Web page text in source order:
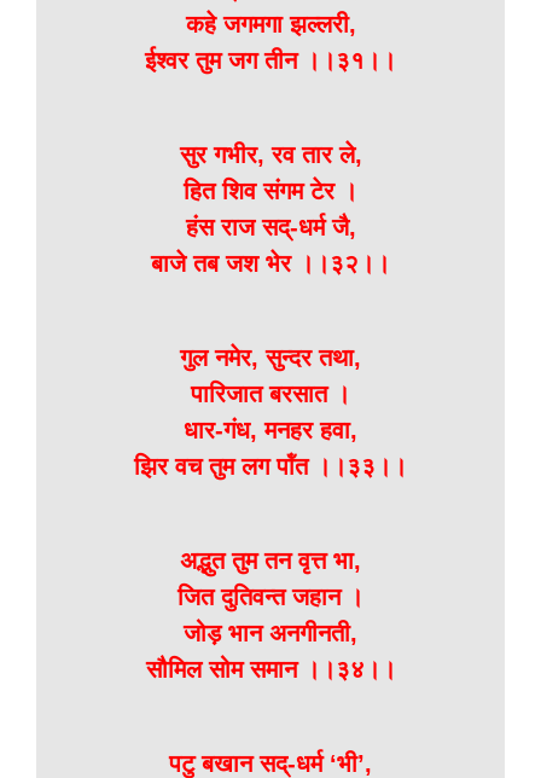
कहे जगमगा झल्लरी,
ईश्वर तुम जग तीन ।।३१।।
सुर गभीर, रव तार ले,
हित शिव संगम टेर ।
हंस राज सद्-धर्म जै,
बाजे तब जश भेर ।।३२।।
गुल नमेर, सुन्दर तथा,
पारिजात बरसात ।
धार-गंध, मनहर हवा,
झिर वच तुम लग पॉंत ।।३३।।
अद्भुत तुम तन वृत्त भा,
जित दुतिवन्त जहान ।
जोड़ भान अनगीनती,
सौमिल सोम समान ।।३४।।
पटु बखान सद्-धर्म ‘भी’,